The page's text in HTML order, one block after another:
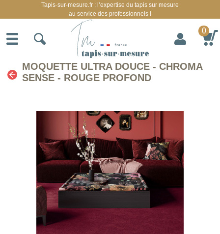
MOQUETTE ULTRA DOUCE - CHROMA
SENSE - ROUGE PROFOND
Tapis-sur-mesure.fr : l’expertise du tapis sur mesure
au service des professionnels !
0